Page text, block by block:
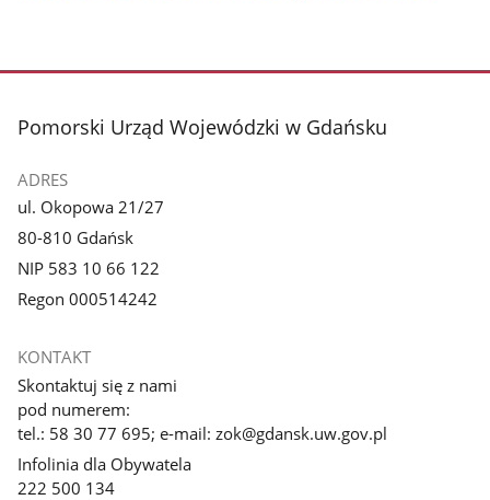
stopka
Pomorski Urząd Wojewódzki w Gdańsku
ADRES
ul. Okopowa 21/27
80-810 Gdańsk
NIP 583 10 66 122
Regon 000514242
KONTAKT
Skontaktuj się z nami
pod numerem:
tel.: 58 30 77 695; e-mail: zok@gdansk.uw.gov.pl
Infolinia dla Obywatela
222 500 134